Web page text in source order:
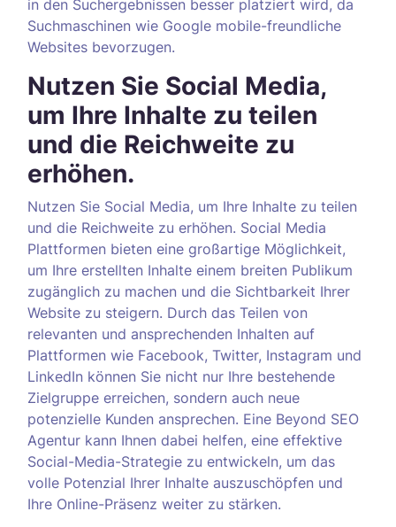
in den Suchergebnissen besser platziert wird, da
Suchmaschinen wie Google mobile-freundliche
Websites bevorzugen.
Nutzen Sie Social Media,
um Ihre Inhalte zu teilen
und die Reichweite zu
erhöhen.
Nutzen Sie Social Media, um Ihre Inhalte zu teilen
und die Reichweite zu erhöhen. Social Media
Plattformen bieten eine großartige Möglichkeit,
um Ihre erstellten Inhalte einem breiten Publikum
zugänglich zu machen und die Sichtbarkeit Ihrer
Website zu steigern. Durch das Teilen von
relevanten und ansprechenden Inhalten auf
Plattformen wie Facebook, Twitter, Instagram und
LinkedIn können Sie nicht nur Ihre bestehende
Zielgruppe erreichen, sondern auch neue
potenzielle Kunden ansprechen. Eine Beyond SEO
Agentur kann Ihnen dabei helfen, eine effektive
Social-Media-Strategie zu entwickeln, um das
volle Potenzial Ihrer Inhalte auszuschöpfen und
Ihre Online-Präsenz weiter zu stärken.